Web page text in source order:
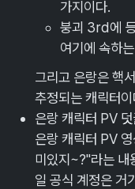
가지이다.
붕괴 3rd에
여기에 속하
그리고 은랑은 핵
추정되는 캐릭터이
은랑 캐릭터 PV
은랑 캐릭터 PV
미있지~?"라는 내
일 공식 계정은 거